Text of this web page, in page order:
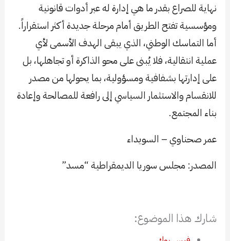
نهاية للصراع بقدر ما هي إدارة له عبر أدوات قانونية
ومؤسسية تفتح الطريق أمام مرحلة جديدة أكثر استقراراً.
أما التماسك الوطني، الذي يبقى الهدف الأسمى لأي
عملية انتقالية، فلا يُبنى على محو الذاكرة أو تجاهلها، بل
على إدارتها بشفافية ومسؤولية، بما يحولها من مصدر
للانقسام والاستثمار السياسي إلى رافعة للمصالحة وإعادة
بناء المجتمع.
عمر صحناوي – السويداء
المصدر: مجلس سوريا الديمقراطية “مسد”
شارك هذا الموضوع: